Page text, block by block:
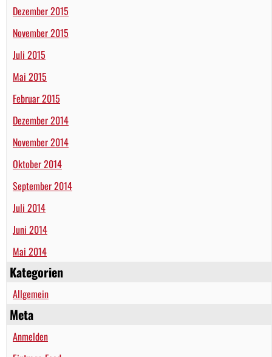
Dezember 2015
November 2015
Juli 2015
Mai 2015
Februar 2015
Dezember 2014
November 2014
Oktober 2014
September 2014
Juli 2014
Juni 2014
Mai 2014
Kategorien
Allgemein
Meta
Anmelden